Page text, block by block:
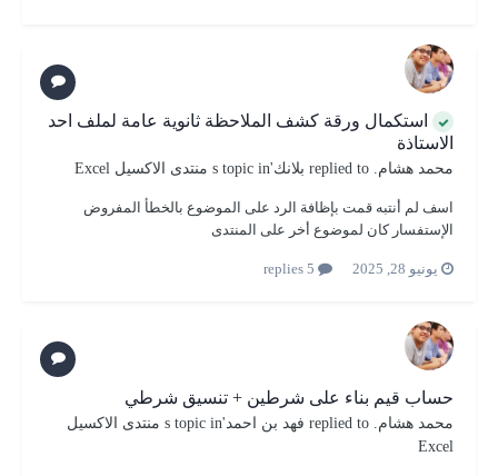
استكمال ورقة كشف الملاحظة ثانوية عامة لملف احد
الاستاذة
محمد هشام. بلانك's topic in منتدى الاكسيل Excel
اسف لم أنتبه قمت بإظافة الرد على الموضوع بالخطأ المفروض
الإستفسار كان لموضوع أخر على المنتدى
يونيو 28, 2025
حساب قيم بناء على شرطين + تنسيق شرطي
محمد هشام. فهد بن احمد's topic in
منتدى الاكسيل
Excel